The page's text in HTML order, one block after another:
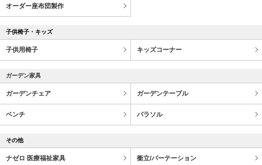
オーダー座布団製作
子供椅子・キッズ
子供用椅子 キッズコーナー
ガーデン家具
ガーデンチェア ガーデンテーブル
ベンチ パラソル
その他
ナゼロ 医療福祉家具 衝立/パーテーション